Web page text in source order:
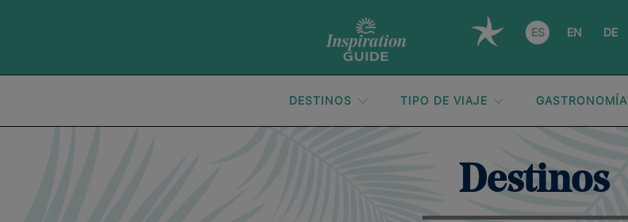
ES EN DE
DESTINOS TIPO DE VIAJE GASTRONOMÍA
Destinos